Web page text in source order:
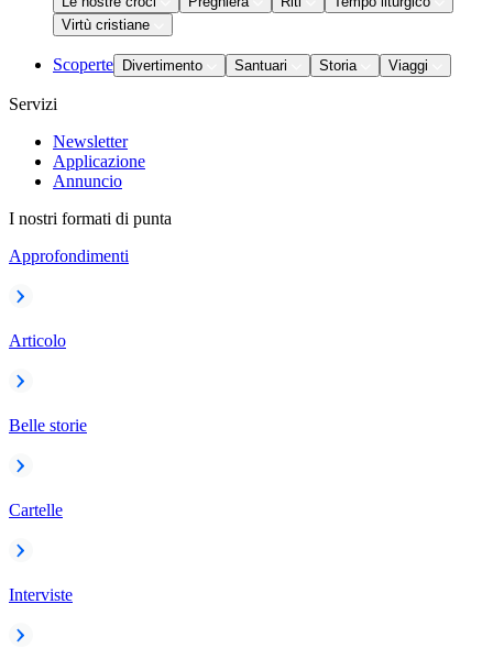
Virtù cristiane
Scoperte Divertimento Santuari Storia Viaggi
Servizi
Newsletter
Applicazione
Annuncio
I nostri formati di punta
Approfondimenti
Articolo
Belle storie
Cartelle
Interviste